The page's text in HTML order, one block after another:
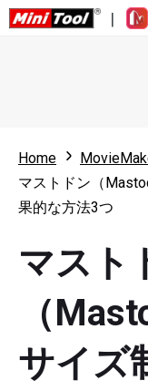
|
更新履歴
マルチトラッ
アスペクト比
速度変更/リバ
リソース
ビデオ編集の
画面録画ツール
動画変換ツール
オンライン動
Home
マストドン（
果的な方法3つ
マスト
（
サイズ